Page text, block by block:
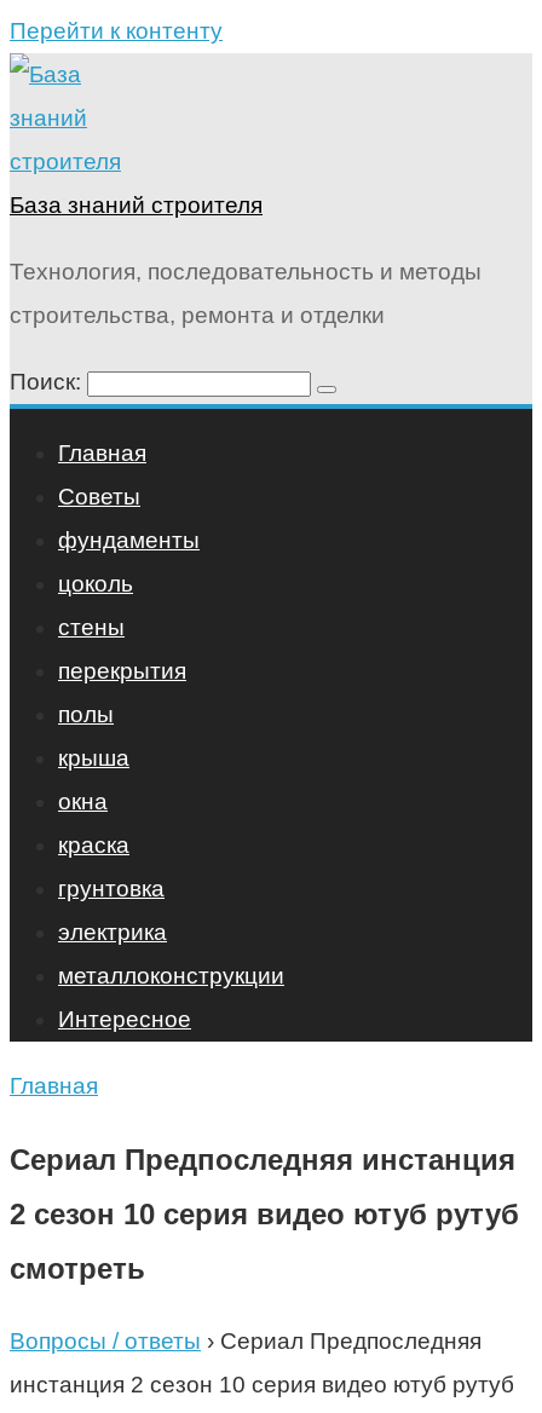
Перейти к контенту
База знаний строителя
Технология, последовательность и методы
строительства, ремонта и отделки
Поиск:
Главная
Советы
фундаменты
цоколь
стены
перекрытия
полы
крыша
окна
краска
грунтовка
электрика
металлоконструкции
Интересное
Главная
Сериал Предпоследняя инстанция
2 сезон 10 серия видео ютуб рутуб
смотреть
Вопросы / ответы › Сериал Предпоследняя
инстанция 2 сезон 10 серия видео ютуб рутуб